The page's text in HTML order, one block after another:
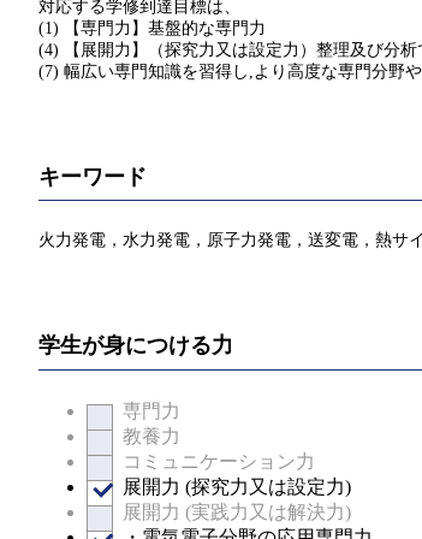
対応する学修到達目標は、
(1) 【専門力】基盤的な専門力
(4) 【展開力】（探究力又は設定力）整理及び分析
(7) 幅広い専門知識を習得し,より高度な専門分野
キーワード
火力発電，水力発電，原子力発電，送変電，熱サ
学生が身につける力
専門力
教養力
コミュニケーション力
展開力 (探究力又は設定力)
展開力 (実践力又は解決力)